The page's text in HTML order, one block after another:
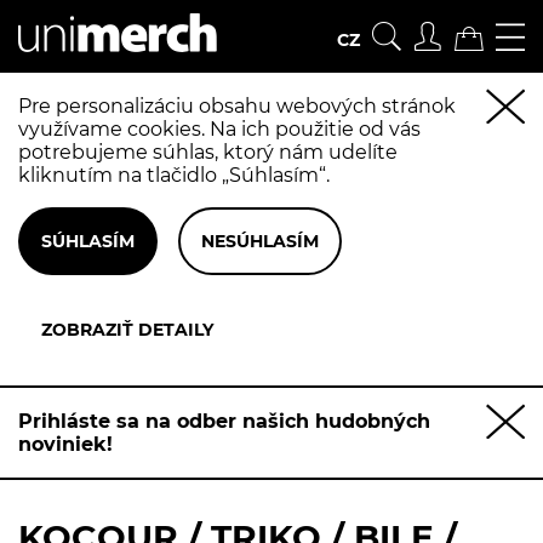
CZ
Pre personalizáciu obsahu webových stránok
využívame cookies. Na ich použitie od vás
potrebujeme súhlas, ktorý nám udelíte
kliknutím na tlačidlo „Súhlasím“.
Prihláste sa na odber našich hudobných
noviniek!